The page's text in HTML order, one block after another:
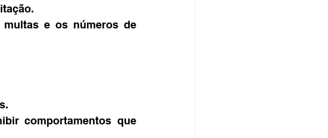
multas e os números de
comportamentos que